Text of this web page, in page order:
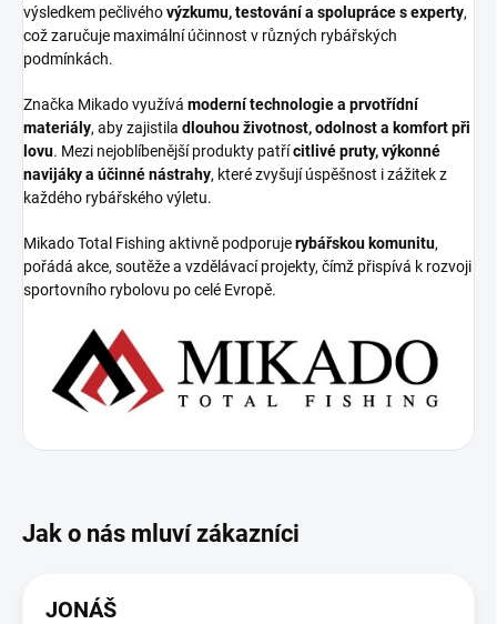
výsledkem pečlivéhovýzkumu, testování a spolupráce s experty,
což zaručuje maximální účinnost v různých rybářských
podmínkách.
Značka Mikado využívá moderní technologie a prvotřídní
materiály, aby zajistila dlouhou životnost, odolnost a komfort při
lovu. Mezi nejoblíbenější produkty patřícitlivé pruty, výkonné
navijáky a účinné nástrahy, které zvyšují úspěšnost i zážitek z
každého rybářského výletu.
Mikado Total Fishing aktivně podporujerybářskou komunitu,
pořádá akce, soutěže a vzdělávací projekty, čímž přispívá k rozvoji
sportovního rybolovu po celé Evropě.
JONÁŠ